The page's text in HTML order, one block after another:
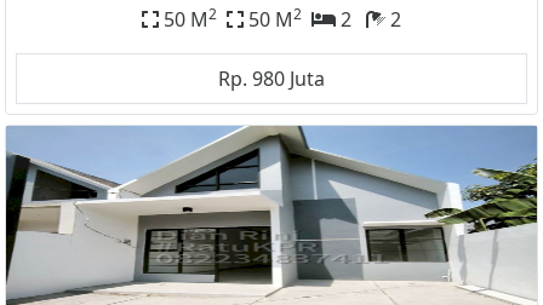
50 M2 50 M2 2 2
Rp. 980 Juta